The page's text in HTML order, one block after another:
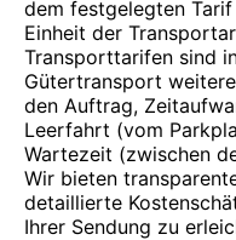
dem festgelegten
Einheit der
Transporttarifen sind
Gütertransport
den Auftrag,
Leerfahrt (vom
Wartezeit (zwischen
Wir bieten
detaillierte
Ihrer Sendung zu